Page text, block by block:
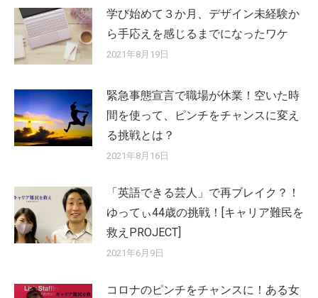
学び始めて３か月、デザイン未経験か
ら手応えを感じるまでになったワケ
2021年8月19日
緊急事態宣言で職場が休業！空いた時
間を使って、ピンチをチャンスに変え
る挑戦とは？
2021年8月16日
「英語できる芸人」で再ブレイク？！
ゆってぃ44歳の挑戦！[キャリア難民を
救えPROJECT]
2021年6月9日
コロナのピンチをチャンスに！ある女